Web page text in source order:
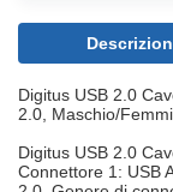
Digitus USB 2.0
2.0, Maschio/
Digitus USB 2.0
Connettore 1: USB